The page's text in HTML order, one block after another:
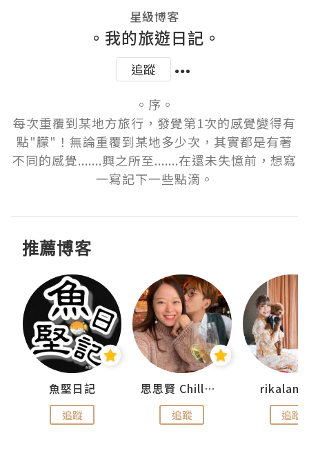
星級博客
。我的旅遊日記。
追蹤
。序。
每次重覆到某地方旅行，發覺第1次的感覺變得有
點"朦"！無論重覆到某地多少次，其實都是有著
不同的感覺.......興之所至.......在還未失憶前，想寫
一寫記下一些點滴。
推薦博客
魚堅日記
追蹤
思思賢 ChillMyBabe
追蹤 追蹤